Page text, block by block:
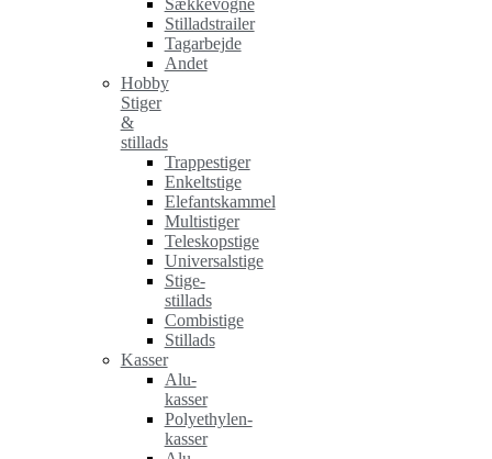
Sækkevogne
Stilladstrailer
Tagarbejde
Andet
Hobby
Stiger
&
stillads
Trappestiger
Enkeltstige
Elefantskammel
Multistiger
Teleskopstige
Universalstige
Stige-
stillads
Combistige
Stillads
Kasser
Alu-
kasser
Polyethylen-
kasser